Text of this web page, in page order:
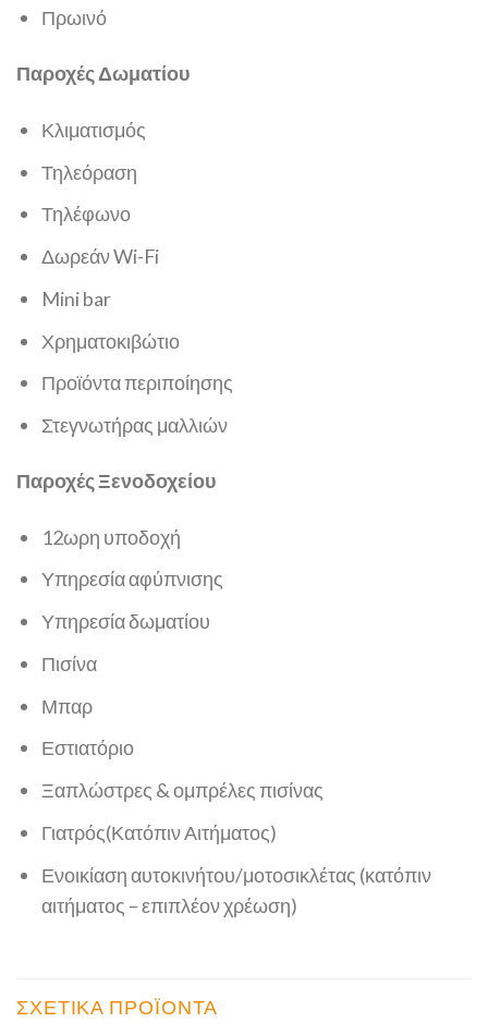
Πρωινό
Παροχές Δωματίου
Κλιματισμός
Τηλεόραση
Τηλέφωνο
Δωρεάν Wi-Fi
Mini bar
Χρηματοκιβώτιο
Προϊόντα περιποίησης
Στεγνωτήρας μαλλιών
Παροχές Ξενοδοχείου
12ωρη υποδοχή
Υπηρεσία αφύπνισης
Υπηρεσία δωματίου
Πισίνα
Μπαρ
Εστιατόριο
Ξαπλώστρες & ομπρέλες πισίνας
Γιατρός(Κατόπιν Αιτήματος)
Ενοικίαση αυτοκινήτου/μοτοσικλέτας (κατόπιν
αιτήματος – επιπλέον χρέωση)
ΣΧΕΤΙΚΆ ΠΡΟΪΌΝΤΑ